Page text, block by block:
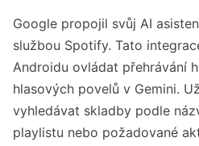
Propojení vyžaduje
Spotify a aktivaci
Integrace je zatím
vytváření playlistů.
Funkce je dostupná
Google propojil svůj AI
službou Spotify. Tato
Androidu ovládat přehrávání
hlasových povelů v Gemini.
vyhledávat skladby podle
playlistu nebo požadované